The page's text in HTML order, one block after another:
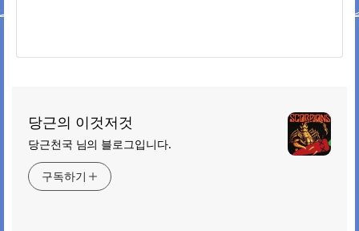
당근의 이것저것
당근천국 님의 블로그입니다.
구독하기